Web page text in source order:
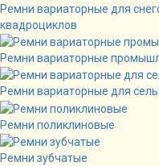
Ремни вариаторные для
квадроциклов
Ремни вариаторные
Ремни вариаторные для
Ремни поликлиновые
Ремни зубчатые